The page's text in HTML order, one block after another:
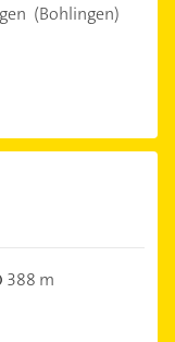
(Bohlingen)
388 m